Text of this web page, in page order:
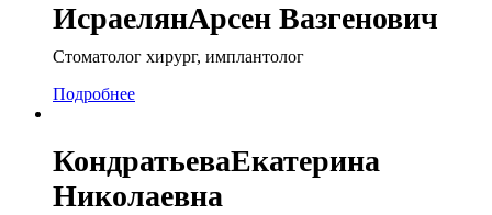
ИсраелянАрсен Вазгенович
Стоматолог хирург, имплантолог
Подробнее
КондратьеваЕкатерина
Николаевна